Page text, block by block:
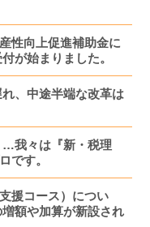
性向上促進補助金に
が始まりました。
、中途半端な改革は
…我々は『新・税理
です。
援コース）につい
額や加算が新設され